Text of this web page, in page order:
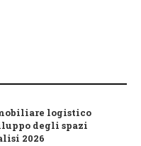
logistico
degli spazi
2026